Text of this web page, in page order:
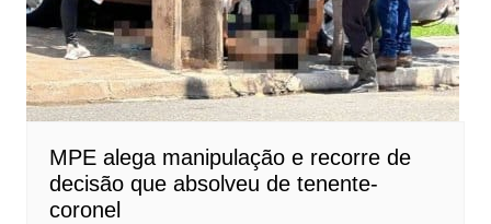
MPE alega manipulação e recorre de
decisão que absolveu de tenente-
coronel